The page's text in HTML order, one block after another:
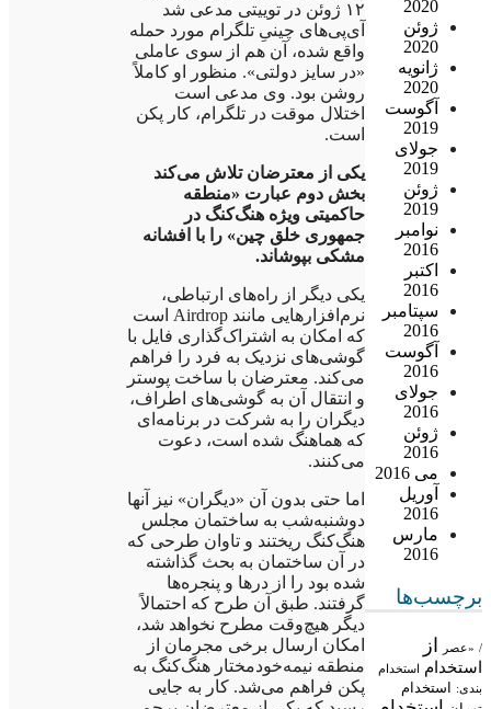
2020
ژوئن
2020
ژانویه
2020
آگوست
2019
جولای
2019
ژوئن
2019
نوامبر
2016
اکتبر
2016
سپتامبر
2016
آگوست
2016
جولای
2016
ژوئن
2016
می 2016
آوریل
2016
مارس
2016
برچسب‌ها
/ «عصر از
استخدام استخدام
بندی: استخدام
۱۲ ژوئن در توییتی مدعی شد
آی‌پی‌های چینیِ تلگرام مورد حمله
واقع شده، آن هم از سوی عاملی
«در سایز دولتی». منظور او کاملاً
روشن بود. وی مدعی است
اختلال موقت در تلگرام، کار پکن
است.
یکی از معترضان تلاش می‌کند
بخش دوم عبارت «منطقه
حاکمیتی ویژه هنگ‌کنگ در
جمهوری خلق چین» را با افشانه
مشکی بپوشاند.
یکی دیگر از راه‌های ارتباطی،
نرم‌افزارهایی مانند Airdrop است
که امکان به اشتراک‌گذاری فایل با
گوشی‌های نزدیک به فرد را فراهم
می‌کند. معترضان با ساخت پوستر
و انتقال آن به گوشی‌های اطراف،
دیگران را به شرکت در برنامه‌ای
که هماهنگ شده است، دعوت
می‌کنند.
اما حتی بدون آن «دیگران» نیز آنها
دوشنبه‌شب به ساختمان مجلس
هنگ‌کنگ ریختند و تاوان طرحی که
در آن ساختمان به بحث گذاشته
شده بود را از درها و پنجره‌ها
گرفتند. طبق آن طرح که احتمالاً
دیگر هیچ‌وقت مطرح نخواهد شد،
امکان ارسال برخی مجرمان از
منطقه نیمه‌خودمختار هنگ‌کنگ به
پکن فراهم می‌شد. کار به جایی